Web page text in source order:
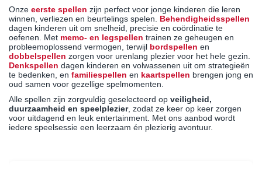
Onze eerste spellen zijn perfect voor jonge kinderen die leren
winnen, verliezen en beurtelings spelen. Behendigheidsspellen
dagen kinderen uit om snelheid, precisie en coördinatie te
oefenen. Met memo- en legspellen trainen ze geheugen en
probleemoplossend vermogen, terwijl bordspellen en
dobbelspellen zorgen voor urenlang plezier voor het hele gezin.
Denkspellen dagen kinderen en volwassenen uit om strategieën
te bedenken, en familiespellen en kaartspellen brengen jong en
oud samen voor gezellige spelmomenten.
Alle spellen zijn zorgvuldig geselecteerd op veiligheid,
duurzaamheid en speelplezier, zodat ze keer op keer zorgen
voor uitdagend en leuk entertainment. Met ons aanbod wordt
iedere speelsessie een leerzaam én plezierig avontuur.